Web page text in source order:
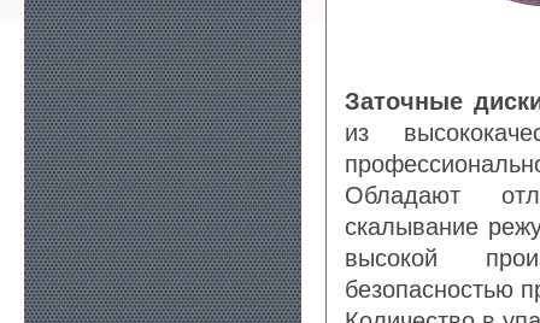
Заточные
из
Обладают
скалывание
высокой
безопасностью